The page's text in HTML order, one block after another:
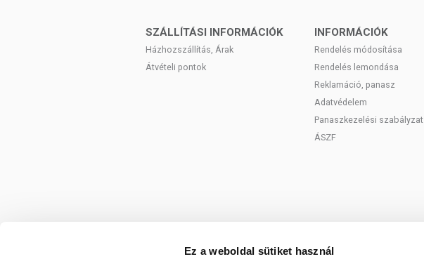
Ez a weboldal sütiket használ
SZÁLLÍTÁSI INFORMÁCIÓK
Házhozszállítás, Árak
Átvételi pontok
INFORMÁCIÓK
Rendelés módosítása
Rendelés lemondása
Reklamáció, panasz
Adatvédelem
Panaszkezelési szabályzat
ÁSZF